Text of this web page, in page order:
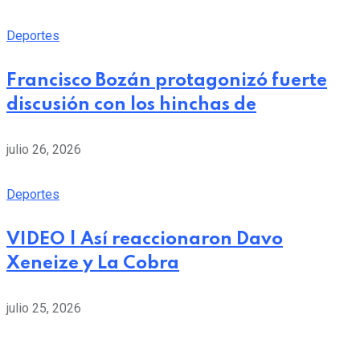
Deportes
Francisco Bozán protagonizó fuerte
discusión con los hinchas de
julio 26, 2026
Deportes
VIDEO | Así reaccionaron Davo
Xeneize y La Cobra
julio 25, 2026